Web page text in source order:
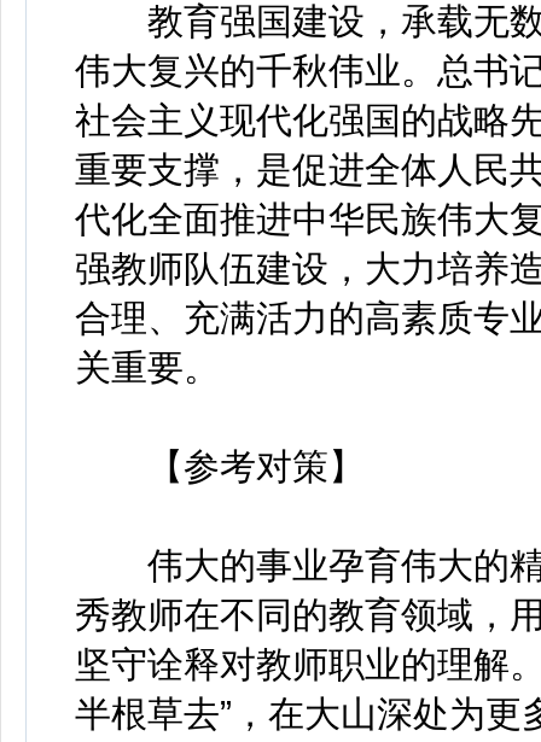
教育强国建设，承载无数
伟大复兴的千秋伟业。总书
社会主义现代化强国的战略
重要支撑，是促进全体人民
代化全面推进中华民族伟大
强教师队伍建设，大力培养
合理、充满活力的高素质专
关重要。
【参考对策】
伟大的事业孕育伟大的精
秀教师在不同的教育领域，
坚守诠释对教师职业的理解
半根草去”，在大山深处为